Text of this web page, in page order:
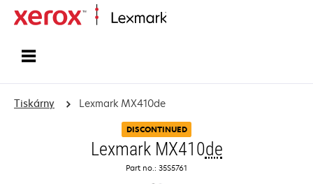
Tiskárny Lexmark MX410de
DISCONTINUED
Lexmark MX410de
Part no.: 35S5761